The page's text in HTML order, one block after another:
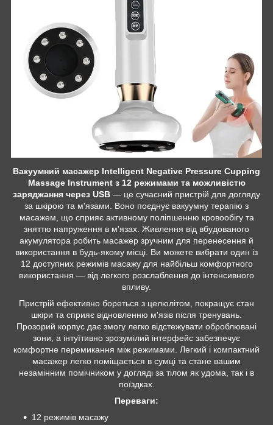
Вакуумний масажер Intelligent Negative Pressure Cupping
Massage Instrument з 12 режимами та можливістю
заряджання через USB — це сучасний пристрій для догляду
за шкірою та м'язами. Воно поєднує вакуумну терапію з
масажем, що сприяє активному поліпшенню кровообігу та
зняттю напруження в м'язах. Живлення від вбудованого
акумулятора робить масажер зручним для перенесення й
використання в будь-якому місці. Ви можете вибрати один із
12 доступних режимів масажу для найбільш комфортного
використання — від легкого розслаблення до інтенсивного
впливу.
Пристрій ефективно бореться з целюлітом, покращує стан
шкіри та сприяє відновленню м'язів після тренувань.
Прозорий корпус дає змогу легко відстежувати оброблювані
зони, а інтуїтивно зрозумілий інтерфейс забезпечує
комфортне перемикання між режимами. Легкий і компактний
масажер легко поміщається в сумці та стане вашим
незамінним помічником у догляді за тілом як удома, так і в
поїздках.
Переваги:
12 режимів масажу